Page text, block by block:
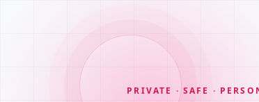
PRIVATE · SAFE ·